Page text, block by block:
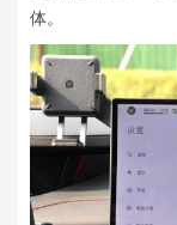
体。